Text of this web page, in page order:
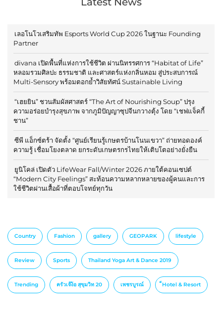
เลอโนโวเสริมทัพ Esports World Cup 2026 ในฐานะ Founding
Partner
divana เปิดพื้นที่แห่งการใช้ชีวิต ผ่านนิทรรศการ “Habitat of Life”
หลอมรวมศิลปะ ธรรมชาติ และศาสตร์แห่งกลิ่นหอม สู่ประสบการณ์
Multi-Sensory พร้อมตอกย้ำวิสัยทัศน์ Sustainable Living
“เฮยยิน” ชวนสัมผัสศาสตร์ “The Art of Nourishing Soup” ปรุง
ความอร่อยบำรุงสุขภาพ จากภูมิปัญญาซุปจีนกวางตุ้ง โดย “เชฟแจ็คกี้
ชาน”
ซีพี แอ็กซ์ตร้า จัดตั้ง “ศูนย์เรียนรู้เกษตรบ้านโนนเขวา” ถ่ายทอดองค์
ความรู้ เชื่อมโยงตลาด ยกระดับเกษตรกรไทยให้เติบโตอย่างยั่งยืน
ยูนิโคล่ เปิดตัว LifeWear Fall/Winter 2026 ภายใต้คอนเซปต์
“Modern City Feelings” สะท้อนความหลากหลายของผู้คนและการ
ใช้ชีวิตผ่านเสื้อผ้าที่ตอบโจทย์ทุกวัน
Country Fashion gallery GEOPARK lifestyle
Review Sports Thailand Yoga Art & Dance 2019
Trending ครัวเจ๊ง้อ สุขุมวิท 20 เพชรบูรณ์ ็Hotel & Resort